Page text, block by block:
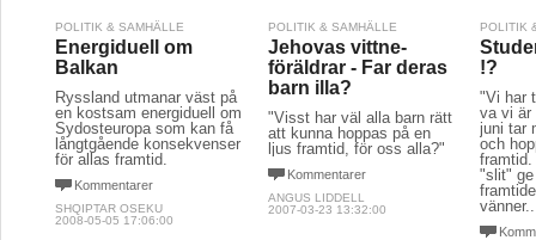
POLITIK & SAMHÄLLE
Energiduell om
Balkan
Ryssland utmanar väst på
en kostsam energiduell om
Sydosteuropa som kan få
långtgående konsekvenser
för allas framtid.
Kommentarer
SHQIPTAR OSEKU
2008-05-05 17:06:00
POLITIK & SAMHÄLLE
Jehovas vittne-
föräldrar - Far deras
barn illa?
"Visst har väl alla barn rätt
att kunna hoppas på en
ljus framtid, för oss alla?"
Kommentarer
ANGUS LIDDELL
2007-03-23 13:32:00
POLITIK
!?
"Vi har
va vi
juni tar
och
"slit" ge